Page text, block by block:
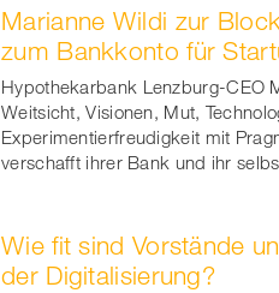
Marianne Wildi zur
zum Bankkonto für
Hypothekarbank Lenzburg-CEO
Weitsicht, Visionen, Mut,
Experimentierfreudigkeit mit
verschafft ihrer Bank und ihr
Wie fit sind Vorstände
der Digitalisierung?